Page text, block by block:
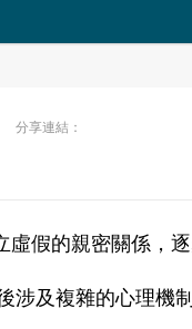
分享連結：
虛假的親密關係，
涉及複雜的心理機